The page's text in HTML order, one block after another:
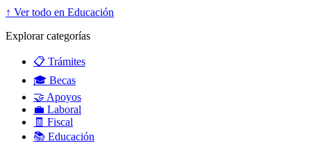
↑ Ver todo en Educación
Explorar categorías
📋 Trámites
🎓 Becas
🤝 Apoyos
💼 Laboral
🧾 Fiscal
📚 Educación